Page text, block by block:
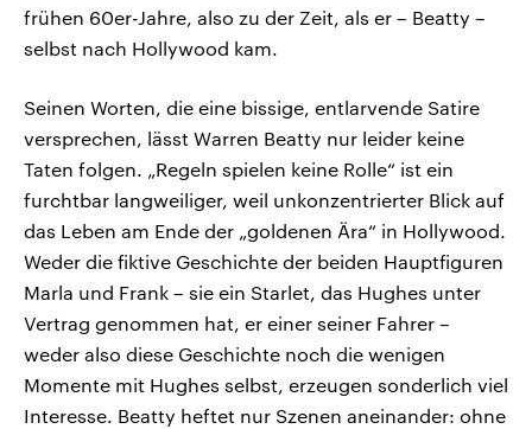
frühen 60er-Jahre, also zu der Zeit, als er – Beatty –
selbst nach Hollywood kam.
Seinen Worten, die eine bissige, entlarvende Satire
versprechen, lässt Warren Beatty nur leider keine
Taten folgen. „Regeln spielen keine Rolle“ ist ein
furchtbar langweiliger, weil unkonzentrierter Blick auf
das Leben am Ende der „goldenen Ära“ in Hollywood.
Weder die fiktive Geschichte der beiden Hauptfiguren
Marla und Frank – sie ein Starlet, das Hughes unter
Vertrag genommen hat, er einer seiner Fahrer –
weder also diese Geschichte noch die wenigen
Momente mit Hughes selbst, erzeugen sonderlich viel
Interesse. Beatty heftet nur Szenen aneinander: ohne